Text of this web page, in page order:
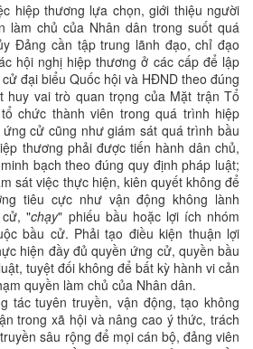
hiệp thương lựa chọn, giới thiệu người
làm chủ của Nhân dân trong suốt quá
Đảng cần tập trung lãnh đạo, chỉ đạo
hội nghị hiệp thương ở các cấp để lập
đại biểu Quốc hội và HĐND theo đúng
huy vai trò quan trọng của Mặt trận Tổ
chức thành viên trong quá trình hiệp
cử cũng như giám sát quá trình bầu
thương phải được tiến hành dân chủ,
bạch theo đúng quy định pháp luật;
sát việc thực hiện, kiên quyết không để
tiêu cực như vận động không lành
"chạy" phiếu bầu hoặc lợi ích nhóm
bầu cử. Phải tạo điều kiện thuận lợi
hiện đầy đủ quyền ứng cử, quyền bầu
tuyệt đối không để bất kỳ hành vi cản
quyền làm chủ của Nhân dân.
tác tuyên truyền, vận động, tạo không
trong xã hội và nâng cao ý thức, trách
sâu rộng để mọi cán bộ, đảng viên